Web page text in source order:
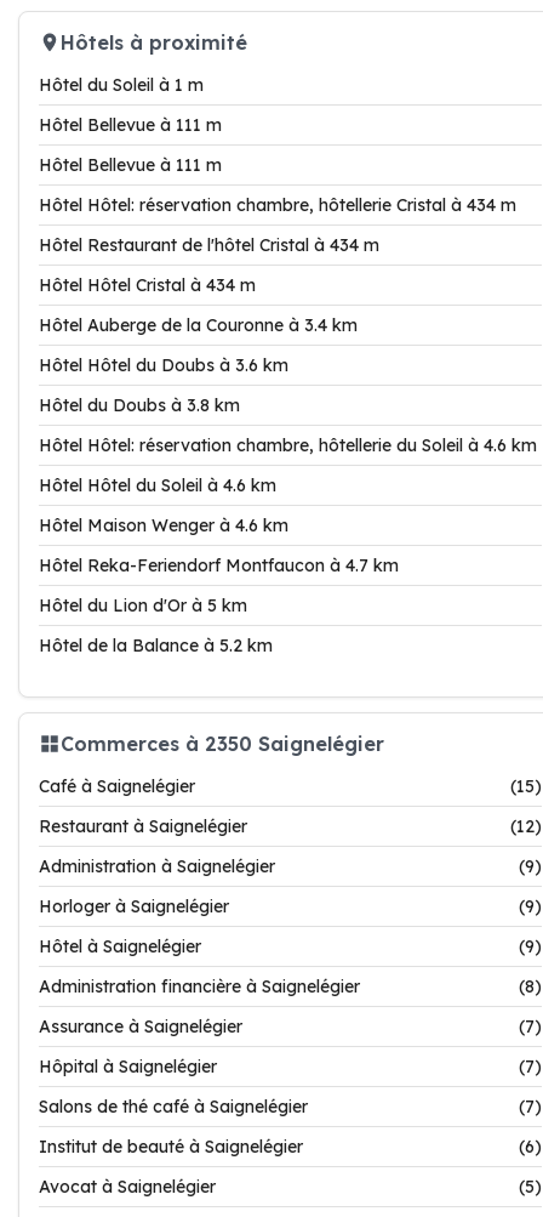
Hôtels à proximité
Hôtel du Soleil à 1 m
Hôtel Bellevue à 111 m
Hôtel Bellevue à 111 m
Hôtel Hôtel: réservation chambre, hôtellerie Cristal à 434 m
Hôtel Restaurant de l'hôtel Cristal à 434 m
Hôtel Hôtel Cristal à 434 m
Hôtel Auberge de la Couronne à 3.4 km
Hôtel Hôtel du Doubs à 3.6 km
Hôtel du Doubs à 3.8 km
Hôtel Hôtel: réservation chambre, hôtellerie du Soleil à 4.6 km
Hôtel Hôtel du Soleil à 4.6 km
Hôtel Maison Wenger à 4.6 km
Hôtel Reka-Feriendorf Montfaucon à 4.7 km
Hôtel du Lion d'Or à 5 km
Hôtel de la Balance à 5.2 km
Commerces à 2350 Saignelégier
Café à Saignelégier
(15)
Restaurant à Saignelégier
(12)
Administration à Saignelégier
(9)
Horloger à Saignelégier
(9)
Hôtel à Saignelégier
(9)
Administration financière à Saignelégier
(8)
Assurance à Saignelégier
(7)
Hôpital à Saignelégier
(7)
Salons de thé café à Saignelégier
(7)
Institut de beauté à Saignelégier
(6)
Avocat à Saignelégier
(5)